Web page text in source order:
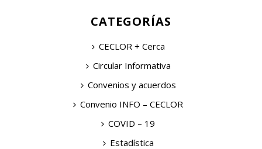
CATEGORÍAS
CECLOR + Cerca
Circular Informativa
Convenios y acuerdos
Convenio INFO – CECLOR
COVID – 19
Estadística